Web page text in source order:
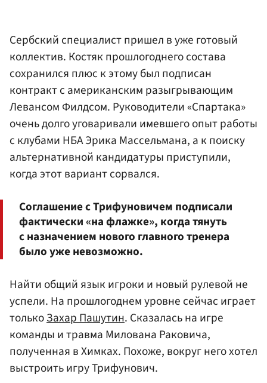
Сербский специалист пришел в уже готовый
коллектив. Костяк прошлогоднего состава
сохранился плюс к этому был подписан
контракт с американским разыгрывающим
Левансом Филдсом. Руководители «Спартака»
очень долго уговаривали имевшего опыт работы
с клубами НБА Эрика Массельмана, а к поиску
альтернативной кандидатуры приступили,
когда этот вариант сорвался.
Соглашение с Трифуновичем подписали
фактически «на флажке», когда тянуть
с назначением нового главного тренера
было уже невозможно.
Найти общий язык игроки и новый рулевой не
успели. На прошлогоднем уровне сейчас играет
толькоЗахар Пашутин. Сказалась на игре
команды и травма Милована Раковича,
полученная в Химках. Похоже, вокруг него хотел
выстроить игру Трифунович.